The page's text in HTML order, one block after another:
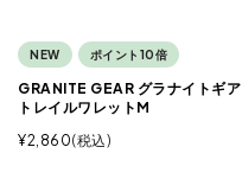
NEW ポイント10倍
GRANITE GEAR グラナイトギア
トレイルワレットM
¥2,860 税込